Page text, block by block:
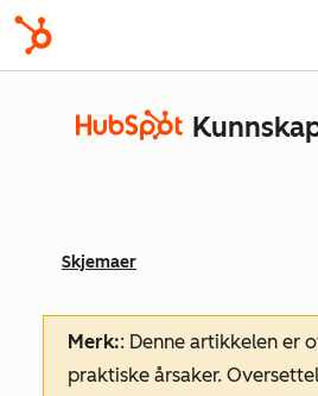
Skjemaer
Merk:: Denne artikkelen er
praktiske årsaker.